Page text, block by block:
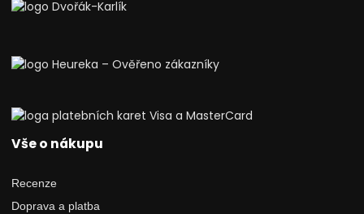
Vše o nákupu
Recenze
Doprava a platba